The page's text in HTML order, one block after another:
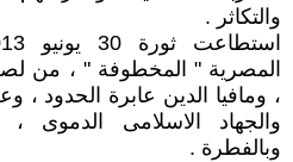
والتكاثر .
المصرية " المخطوفة " ، من
، ومافيا الدين عابرة الحدود ،
والجهاد الاسلامى الدموى
وبالفطرة .